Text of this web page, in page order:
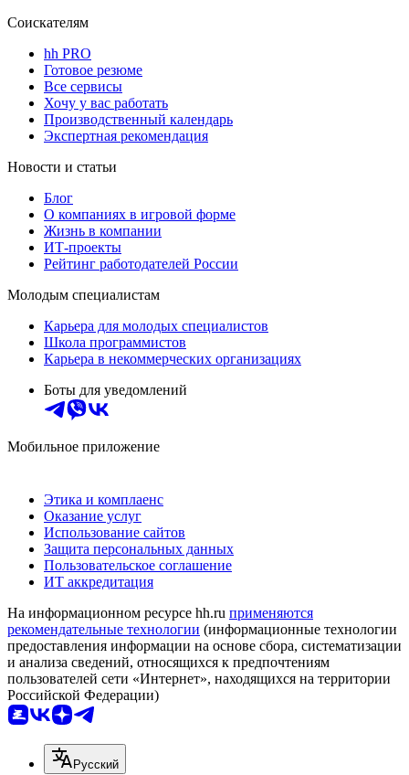
Соискателям
hh PRO
Готовое резюме
Все сервисы
Хочу у вас работать
Производственный календарь
Экспертная рекомендация
Новости и статьи
Блог
О компаниях в игровой форме
Жизнь в компании
ИТ-проекты
Рейтинг работодателей России
Молодым специалистам
Карьера для молодых специалистов
Школа программистов
Карьера в некоммерческих организациях
Боты для уведомлений
Мобильное приложение
Этика и комплаенс
Оказание услуг
Использование сайтов
Защита персональных данных
Пользовательское соглашение
ИТ аккредитация
На информационном ресурсе hh.ru применяются
рекомендательные технологии (информационные технологии
предоставления информации на основе сбора, систематизации
и анализа сведений, относящихся к предпочтениям
пользователей сети «Интернет», находящихся на территории
Российской Федерации)
Русский